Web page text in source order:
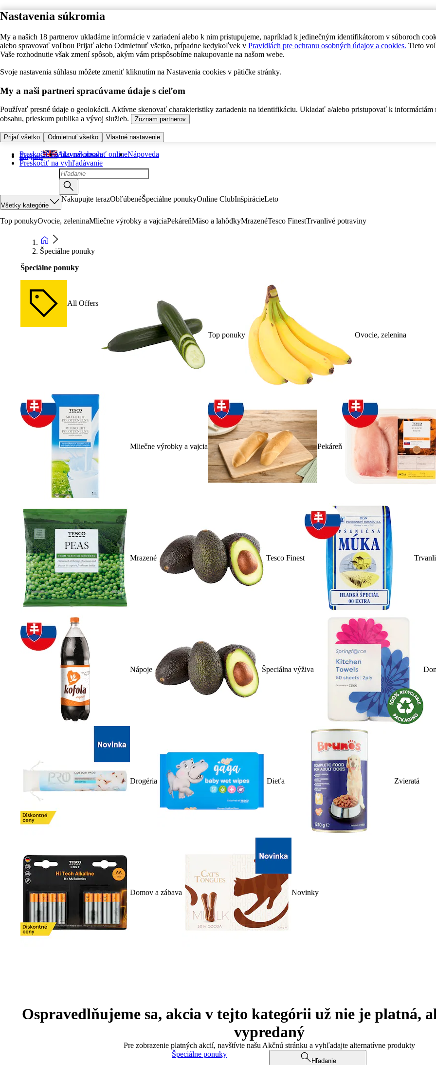
Nastavenia súkromia
My a našich 18 partnerov ukladáme informácie v zariadení alebo k nim pristupujeme, napríklad k jedinečným identifikátorom v súboroch
alebo spravovať voľbou Prijať alebo Odmietnuť všetko, prípadne kedykoľvek v Pravidlách pre ochranu osobných údajov a cookies. Tieto
Vaše rozhodnutie však zmení spôsob, akým vám prispôsobíme nakupovanie na našom webe.
Svoje nastavenia súhlasu môžete zmeniť kliknutím na Nastavenia cookies v pätičke stránky.
My a naši partneri spracúvame údaje s cieľom
Používať presné údaje o geolokácii. Aktívne skenovať charakteristiky zariadenia na identifikáciu. Ukladať a/alebo pristupovať k informáciám
obsahu, prieskum publika a vývoj služieb.
Zoznam partnerov
Prijať všetko Odmietnuť všetko Vlastné nastavenie
Preskočiť na hlavný obsah
Preskočiť na vyhľadávanie
English Ako nakupovať onlineNápoveda
Všetky kategórie
Nakupujte terazObľúbenéŠpeciálne ponukyOnline ClubInšpirácieLeto
Top ponukyOvocie, zeleninaMliečne výrobky a vajciaPekáreňMäso a lahôdkyMrazenéTesco FinestTrvanlivé potraviny
Špeciálne ponuky
Špeciálne ponuky
All Offers
Top ponuky Ovocie, zelenina
Mliečne výrobky a vajcia Pekáreň
Mrazené Tesco Finest
Nápoje Špeciálna výživa
Drogéria Dieťa Zvieratá
Domov a zábava Novinky
Ospravedlňujeme sa, akcia v tejto kategórii už nie je platná,
vypredaný
Pre zobrazenie platných akcií, navštívte našu Akčnú stránku a vyhľadajte alternatívne produkty
Špeciálne ponuky
Hľadanie